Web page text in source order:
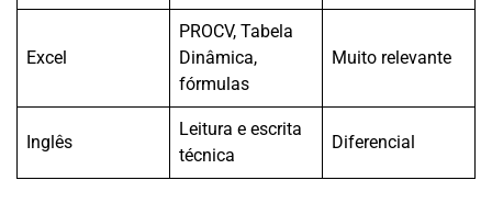
Excel
PROCV, Tabela
Dinâmica,
fórmulas
Muito relevante
Inglês
Leitura e escrita
técnica
Diferencial